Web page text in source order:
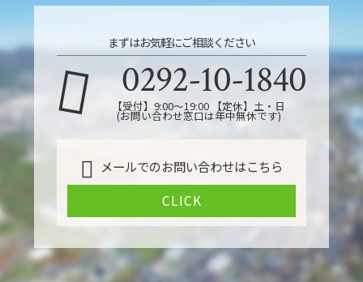
まずはお気軽にご相談ください
0292-10-1840
【受付】9:00～19:00 【定休】土・日
(お問い合わせ窓口は年中無休です)
メールでのお問い合わせはこちら
CLICK